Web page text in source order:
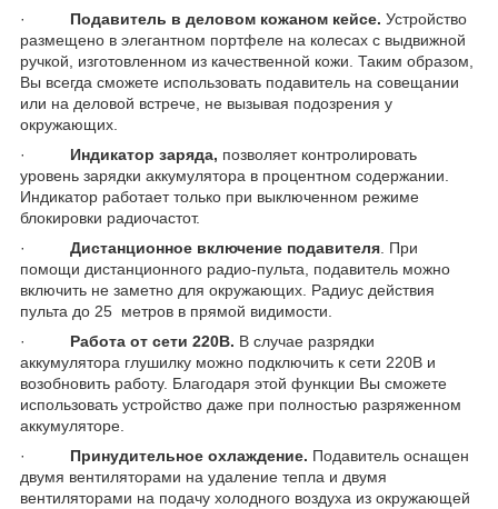
· Подавитель в деловом кожаном кейсе. Устройство
размещено в элегантном портфеле на колесах с выдвижной
ручкой, изготовленном из качественной кожи. Таким образом,
Вы всегда сможете использовать подавитель на совещании
или на деловой встрече, не вызывая подозрения у
окружающих.
· Индикатор заряда, позволяет контролировать
уровень зарядки аккумулятора в процентном содержании.
Индикатор работает только при выключенном режиме
блокировки радиочастот.
· Дистанционное включение подавителя . При
помощи дистанционного радио-пульта, подавитель можно
включить не заметно для окружающих. Радиус действия
пульта до 25 метров в прямой видимости.
· Работа от сети 220В. В случае разрядки
аккумулятора глушилку можно подключить к сети 220В и
возобновить работу. Благодаря этой функции Вы сможете
использовать устройство даже при полностью разряженном
аккумуляторе.
· Принудительное охлаждение. Подавитель оснащен
двумя вентиляторами на удаление тепла и двумя
вентиляторами на подачу холодного воздуха из окружающей